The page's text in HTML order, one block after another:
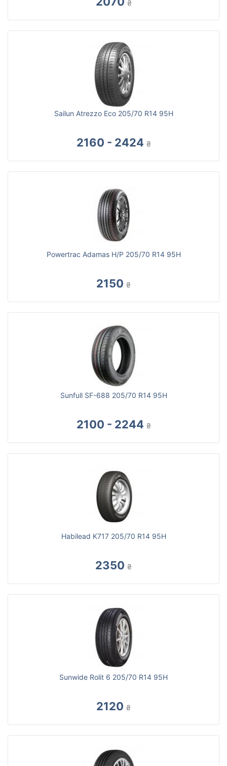
₴
Sailun Atrezzo Eco 205/70 R14 95H
2160 - 2424 ₴
Powertrac Adamas H/P 205/70 R14 95H
2150 ₴
Sunfull SF-688 205/70 R14 95H
2100 - 2244 ₴
Habilead K717 205/70 R14 95H
2350 ₴
Sunwide Rolit 6 205/70 R14 95H
2120 ₴